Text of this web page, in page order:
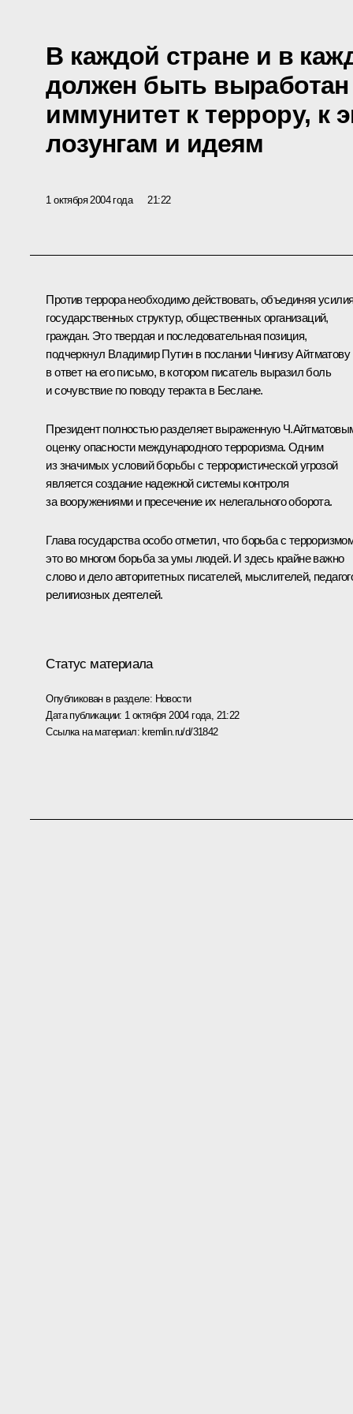
В каждой стране и в
должен быть выработан
иммунитет к террору, к
лозунгам и идеям
1 октября 2004 года 21:22
Против террора необходимо действовать, объединяя
государственных структур, общественных организаций,
граждан. Это твердая и последовательная позиция,
подчеркнул Владимир Путин в послании Чингизу Айтматову
в ответ на его письмо, в котором писатель выразил боль
и сочувствие по поводу теракта в Беслане.
Президент полностью разделяет выраженную
оценку опасности международного терроризма. Одним
из значимых условий борьбы с террористической угрозой
является создание надежной системы контроля
за вооружениями и пресечение их нелегального оборота.
Глава государства особо отметил, что борьба с
это во многом борьба за умы людей. И здесь крайне важно
слово и дело авторитетных писателей, мыслителей,
религиозных деятелей.
Статус материала
Опубликован в разделе: Новости
Дата публикации: 1 октября 2004 года, 21:22
Ссылка на материал:kremlin.ru/d/31842